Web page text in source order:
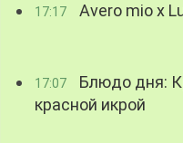
17:17 Avero mio x
17:07
Блюдо дня:
красной икрой